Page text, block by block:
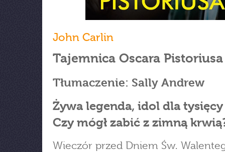
John Carlin
Tajemnica Oscara Pistoriusa
Tłumaczenie: Sally Andrew
Żywa legenda, idol dla
Czy mógł zabić z zimną
Wieczór przed Dniem Św.